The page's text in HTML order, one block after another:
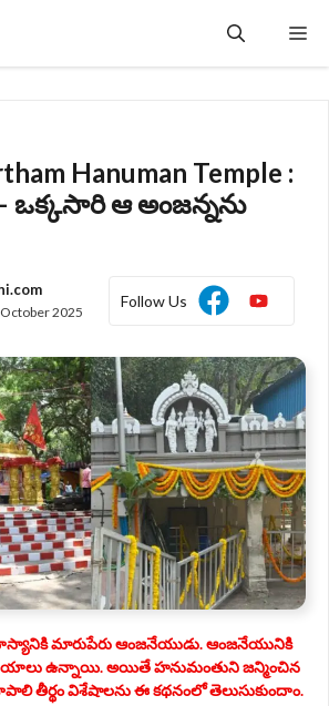
Hanuman Temple :
ఒక్కసారి ఆ అంజన్నను
2025
Follow Us
మారుపేరు ఆంజనేయుడు. ఆంజనేయునికి
ఉన్నాయి. అయితే హనుమంతుని జన్మించిన
తీర్థం విశేషాలను ఈ కథనంలో తెలుసుకుందాం.